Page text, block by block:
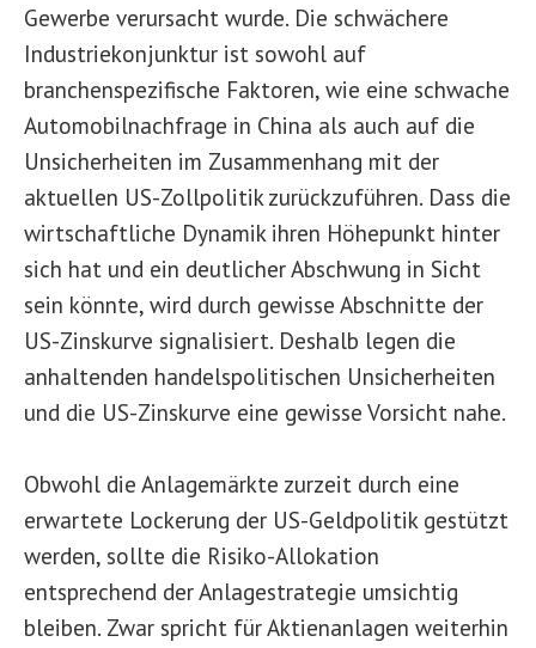
Gewerbe verursacht wurde. Die schwächere
Industriekonjunktur ist sowohl auf
branchenspezifische Faktoren, wie eine schwache
Automobilnachfrage in China als auch auf die
Unsicherheiten im Zusammenhang mit der
aktuellen US-Zollpolitik zurückzuführen. Dass die
wirtschaftliche Dynamik ihren Höhepunkt hinter
sich hat und ein deutlicher Abschwung in Sicht
sein könnte, wird durch gewisse Abschnitte der
US-Zinskurve signalisiert. Deshalb legen die
anhaltenden handelspolitischen Unsicherheiten
und die US-Zinskurve eine gewisse Vorsicht nahe.
Obwohl die Anlagemärkte zurzeit durch eine
erwartete Lockerung der US-Geldpolitik gestützt
werden, sollte die Risiko-Allokation
entsprechend der Anlagestrategie umsichtig
bleiben. Zwar spricht für Aktienanlagen weiterhin